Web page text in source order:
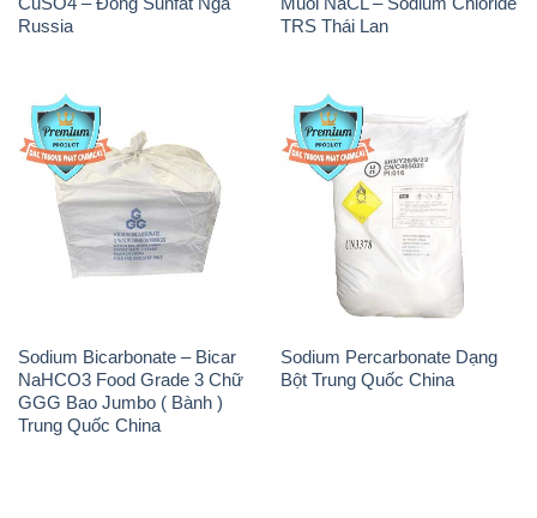
Russia
TRS Thái Lan
Sodium Bicarbonate – Bicar
NaHCO3 Food Grade 3 Chữ
GGG Bao Jumbo ( Bành )
Trung Quốc China
Sodium Percarbonate Dạng
Bột Trung Quốc China